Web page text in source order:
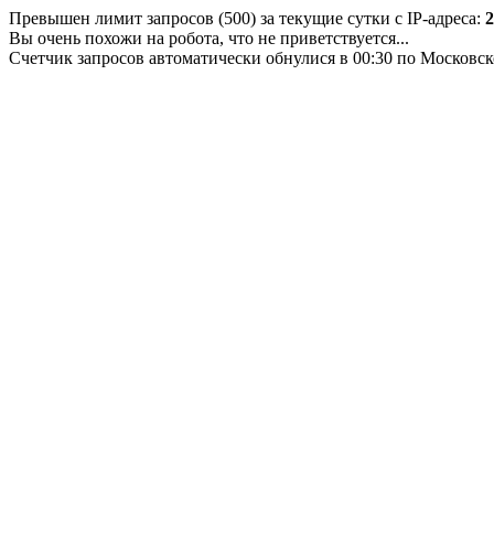
Превышен лимит запросов (500) за текущие сутки с IP-адреса:
Вы очень похожи на робота, что не приветствуется...
Счетчик запросов автоматически обнулися в 00:30 по